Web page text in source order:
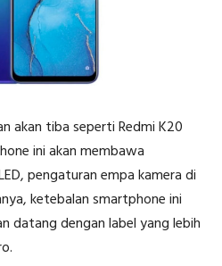
akan tiba seperti Redmi K20
ini akan membawa
pengaturan empa kamera di
ketebalan smartphone ini
datang dengan label yang lebih